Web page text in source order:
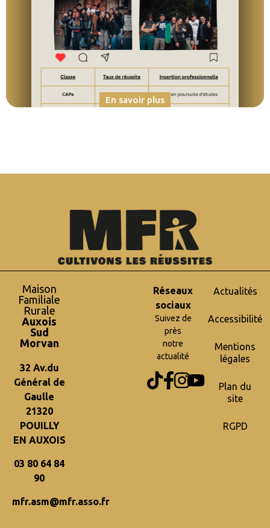
En savoir plus
Maison
Familiale
Rurale
Auxois
Sud
Morvan
32 Av.du
Général de
Gaulle
21320
POUILLY
EN AUXOIS
03 80 64 84
90
mfr.asm@mfr.asso.fr
Réseaux
sociaux
Suivez de
près
notre
actualité
Actualités
Accessibilité
Mentions
légales
Plan du
site
RGPD